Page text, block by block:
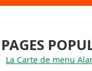
PAGES
La Carte de menu